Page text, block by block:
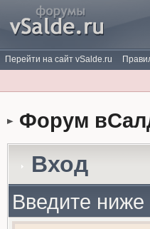
Перейти на сайт vSalde.ru
Форум
Вход
Введите